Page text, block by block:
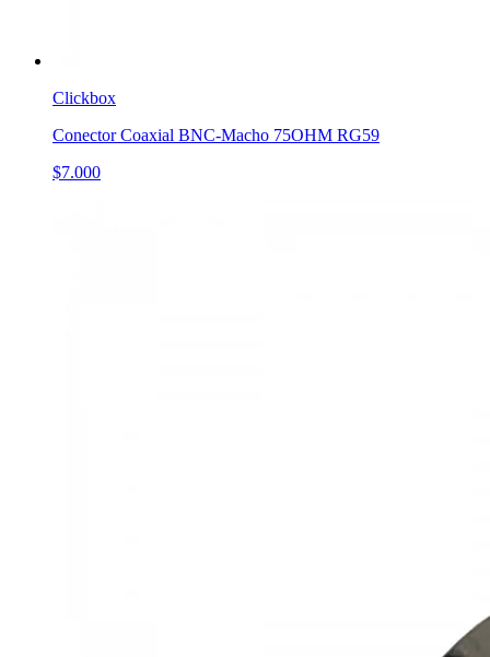
Clickbox
Conector Coaxial BNC-Macho 75OHM RG59
$7.000